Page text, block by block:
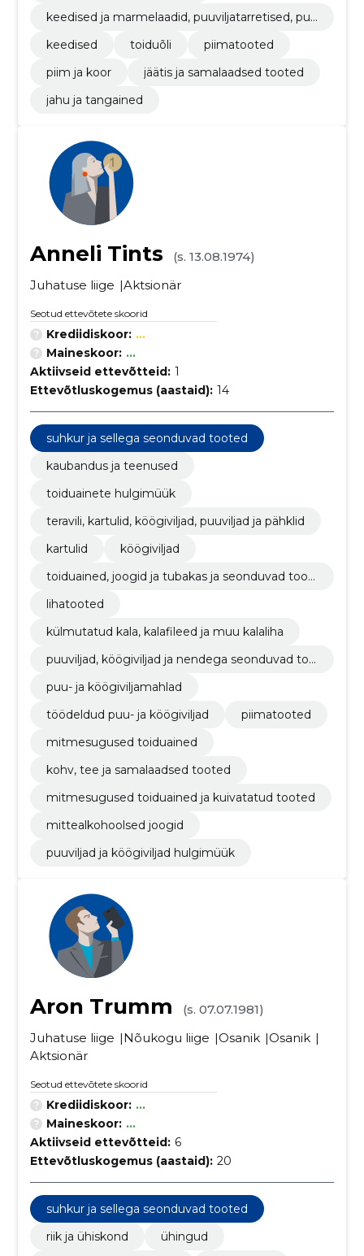
keedised ja marmelaadid, puuviljatarretised, puu
keedised
toiduõli
piimatooted
piim ja koor
jäätis ja samalaadsed tooted
jahu ja tangained
Anneli Tints
(s. 13.08.1974)
Juhatuse liige
Aktsionär
Seotud ettevõtete skoorid
Krediidiskoor: ...
Maineskoor: ...
Aktiivseid ettevõtteid: 1
Ettevõtluskogemus (aastaid): 14
suhkur ja sellega seonduvad tooted
kaubandus ja teenused
toiduainete hulgimüük
teravili, kartulid, köögiviljad, puuviljad ja pähklid
kartulid
köögiviljad
toiduained, joogid ja tubakas ja seonduvad toot
lihatooted
külmutatud kala, kalafileed ja muu kalaliha
puuviljad, köögiviljad ja nendega seonduvad too
puu- ja köögiviljamahlad
töödeldud puu- ja köögiviljad
piimatooted
mitmesugused toiduained
kohv, tee ja samalaadsed tooted
mitmesugused toiduained ja kuivatatud tooted
mittealkohoolsed joogid
puuviljad ja köögiviljad hulgimüük
Aron Trumm
(s. 07.07.1981)
Juhatuse liige
Nõukogu liige Osanik Osanik
Aktsionär
Seotud ettevõtete skoorid
Krediidiskoor: ...
Maineskoor: ...
Aktiivseid ettevõtteid: 6
Ettevõtluskogemus (aastaid): 20
suhkur ja sellega seonduvad tooted
riik ja ühiskond
ühingud